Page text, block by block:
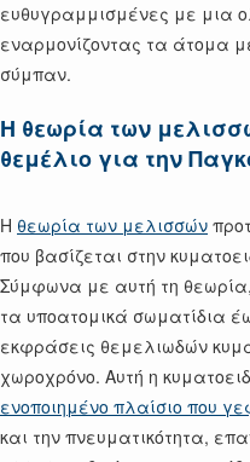
ευθυγραμμισμένες με μια
εναρμονίζοντας τα άτομα
σύμπαν.
Η θεωρία των
θεμέλιο για την
Η θεωρία των μελισσών
που βασίζεται στην
Σύμφωνα με αυτή τη
τα υποατομικά σωματίδια
εκφράσεις θεμελιωδών
χωροχρόνο. Αυτή η
ενοποιημένο πλαίσιο που
και την πνευματικότητα,